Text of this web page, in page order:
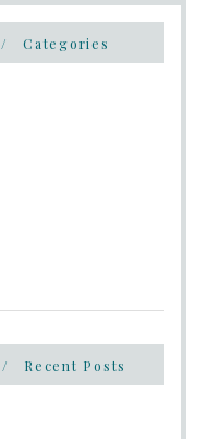
Categories
Recent Posts